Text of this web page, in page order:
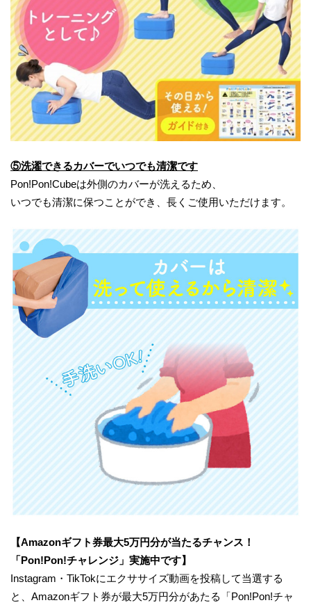
⑤洗濯できるカバーでいつでも清潔です
Pon!Pon!Cubeは外側のカバーが洗えるため、
いつでも清潔に保つことができ、長くご使用いただけます。
【Amazonギフト券最大5万円分が当たるチャンス！
「Pon!Pon!チャレンジ」実施中です】
Instagram・TikTokにエクササイズ動画を投稿して当選する
と、Amazonギフト券が最大5万円分があたる「Pon!Pon!チャ